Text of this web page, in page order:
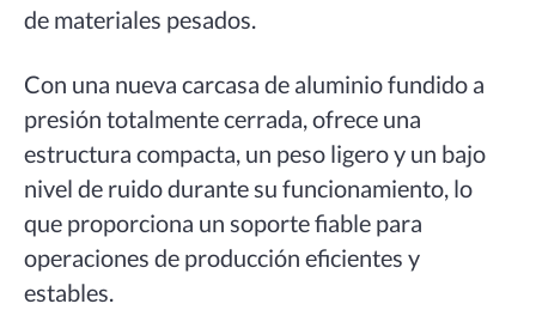
de materiales pesados.
Con una nueva carcasa de aluminio fundido a
presión totalmente cerrada, ofrece una
estructura compacta, un peso ligero y un bajo
nivel de ruido durante su funcionamiento, lo
que proporciona un soporte fiable para
operaciones de producción eficientes y
estables.